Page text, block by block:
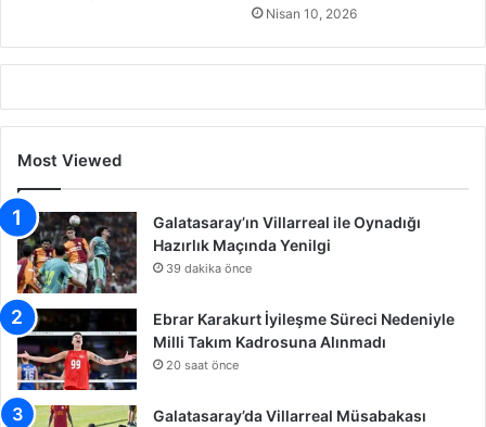
Nisan 10, 2026
Most Viewed
Galatasaray’ın Villarreal ile Oynadığı
Hazırlık Maçında Yenilgi
39 dakika önce
Ebrar Karakurt İyileşme Süreci Nedeniyle
Milli Takım Kadrosuna Alınmadı
20 saat önce
Galatasaray’da Villarreal Müsabakası